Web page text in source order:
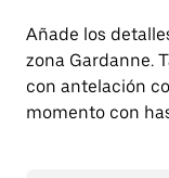
Añade los
zona Gardanne.
con antelación
momento con